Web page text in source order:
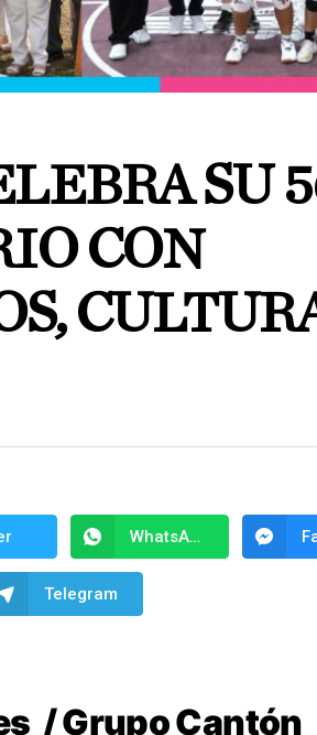
SU
CON
WhatsApp
Telegram
/ Grupo Cantón